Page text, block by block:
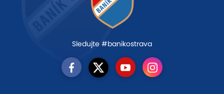
Sledujte #banikostrava